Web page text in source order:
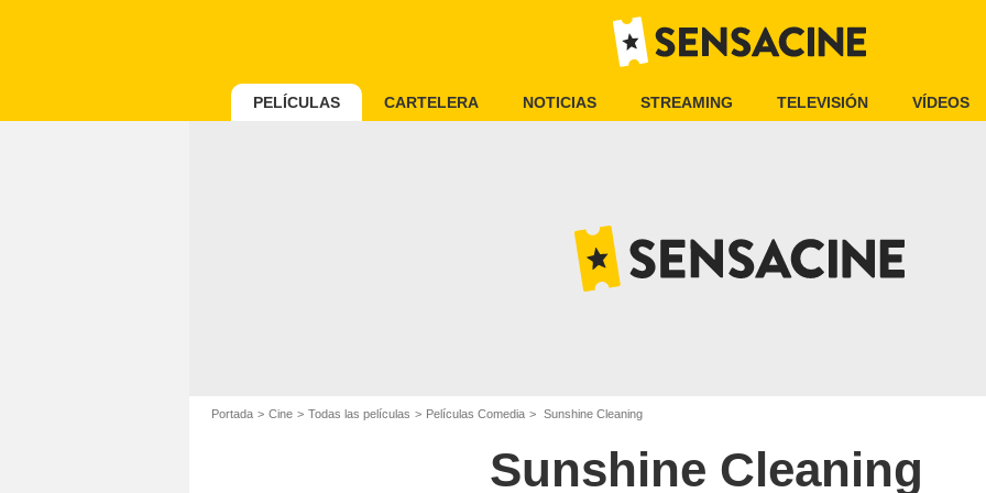
PELÍCULAS CARTELERA NOTICIAS STREAMING TELEVISIÓN VÍDEOS
Portada Cine Todas las películas Películas Comedia Sunshine Cleaning
Sunshine Cleaning